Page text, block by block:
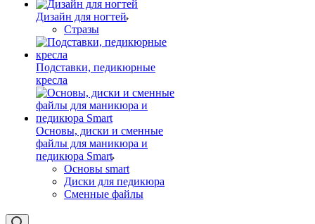
Дизайн для ногтей
Стразы
Подставки, педикюрные
кресла
Основы, диски и сменные
файлы для маникюра и
педикюра Smart
Основы smart
Диски для педикюра
Сменные файлы